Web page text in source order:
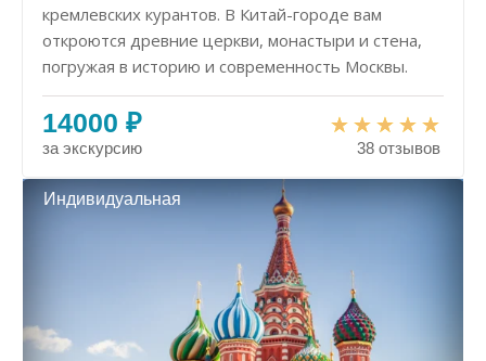
кремлевских курантов. В Китай-городе вам
откроются древние церкви, монастыри и стена,
погружая в историю и современность Москвы.
14000 ₽
за экскурсию 38 отзывов
Индивидуальная